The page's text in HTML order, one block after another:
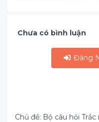
Chưa có bình luận
Đăng
Chủ đề: Bộ câu hỏi